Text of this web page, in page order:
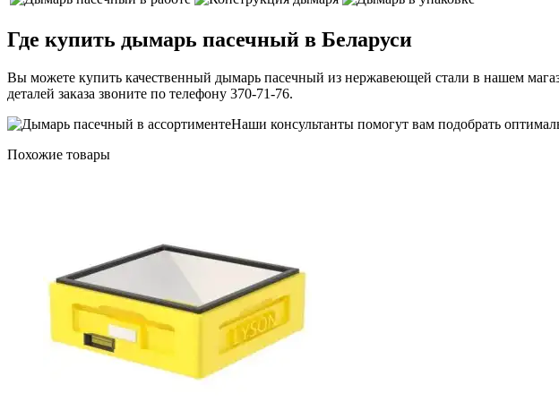
Где купить дымарь пасечный в Беларуси
Вы можете купить качественный дымарь пасечный из нержавеющей стали в нашем
деталей заказа звоните по телефону 370-71-76.
Наши консультанты помогут вам подобрать
Похожие товары